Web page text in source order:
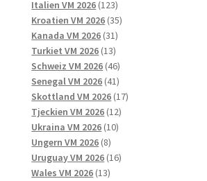
Italien VM 2026 123123
produkter
Kroatien VM 2026 3535
Kanada VM 2026 3131
produkter
Turkiet VM 2026 1313
produkter
Schweiz VM 2026 4646
produkter
Senegal VM 2026 4141
produkter
Skottland VM 2026 1717
Tjeckien VM 2026 1212
Ukraina VM 2026 1010
Ungern VM 2026 88
produkter
Uruguay VM 2026 1616
Wales VM 2026 1313